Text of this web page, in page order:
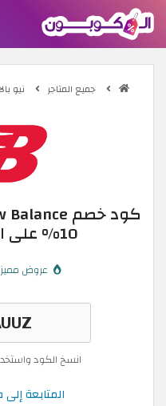
جميع المتاجر نيو
10% على الأحذية الرياضية
عروض
انسخ الكود
المتابعة